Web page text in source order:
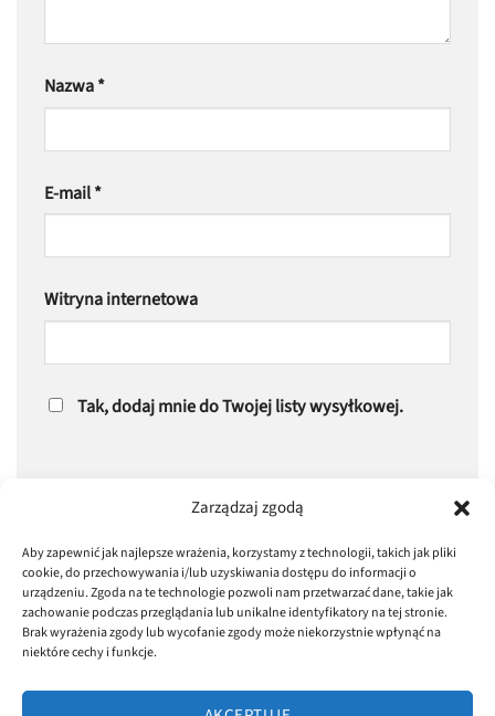
Zarządzaj zgodą
Aby zapewnić jak najlepsze wrażenia, korzystamy z technologii, takich jak pliki
cookie, do przechowywania i/lub uzyskiwania dostępu do informacji o
urządzeniu. Zgoda na te technologie pozwoli nam przetwarzać dane, takie jak
zachowanie podczas przeglądania lub unikalne identyfikatory na tej stronie.
Brak wyrażenia zgody lub wycofanie zgody może niekorzystnie wpłynąć na
niektóre cechy i funkcje.
Nazwa*
E-mail*
Witryna internetowa
Tak, dodaj mnie do Twojej listy wysyłkowej.